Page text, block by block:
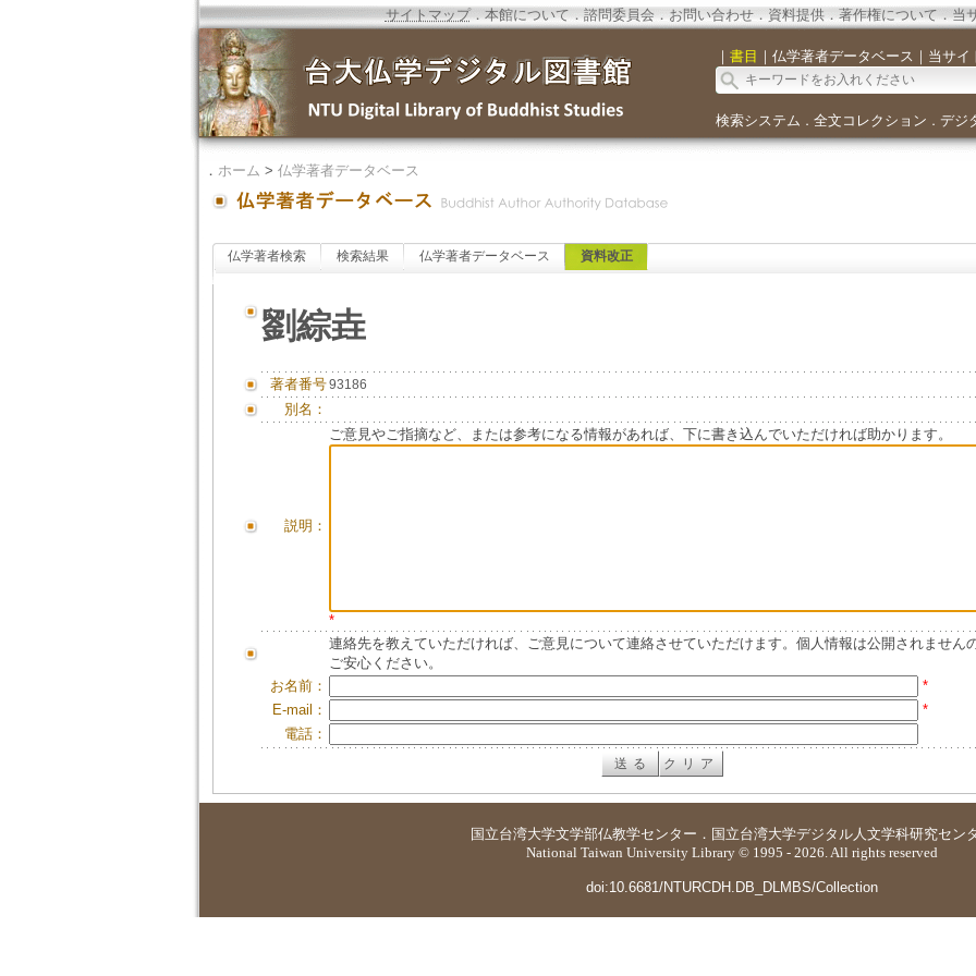
サイトマップ．本館について．諮問委員会． お問い合わせ． 資料提供．著作権について．当
｜ 書目 ｜ 仏学著者データベース ｜ 当サイ
検索システム ． 全文コレクション ． デジ
． ホーム > 仏学著者データベース
仏学著者検索 検索結果 仏学著者データベース 資料改正
劉綜垚
著者番号93186
別名：
説明：
ご意見やご指摘など、または参考になる情報があれば、下に書き込んでいただければ助かります。
*
連絡先を教えていただければ、ご意見について連絡させていただけます。個人情報は公開されません
ご安心ください。
お名前：
*
E-mail：
*
電話：
国立台湾大学文学部仏教学センター ． 国立台湾大学デジタル人文学科研究セン
National Taiwan University Library © 1995 - 2026. All rights reserved
doi:10.6681/NTURCDH.DB_DLMBS/Collection